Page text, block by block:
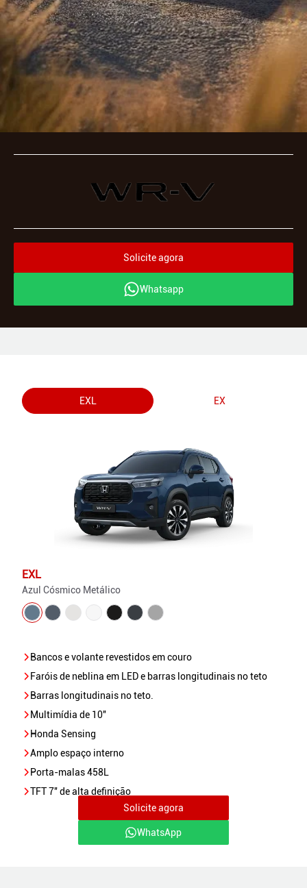
Solicite agora
Whatsapp
EXL EX
EXL
Azul Cósmico Metálico
Bancos e volante revestidos em couro
Faróis de neblina em LED e barras longitudinais no teto
Barras longitudinais no teto.
Multimídia de 10''
Honda Sensing
Amplo espaço interno
Porta-malas 458L
TFT 7'' de alta definição
Solicite agora
WhatsApp